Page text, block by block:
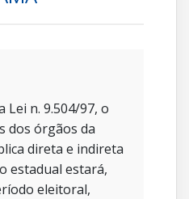
Lei n. 9.504/97, o
dos órgãos da
direta e indireta
estadual estará,
eleitoral,